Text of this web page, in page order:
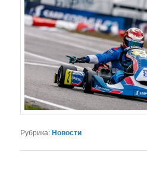
Рубрика:Новости